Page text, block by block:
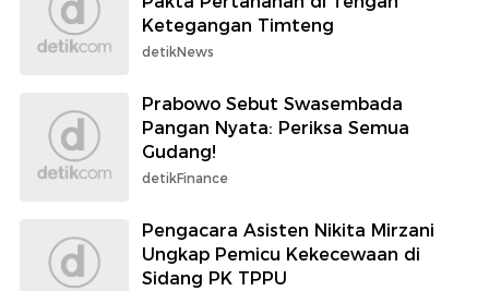
Ketegangan Timteng
detikNews
Prabowo Sebut Swasembada
Pangan Nyata: Periksa Semua
Gudang!
detikFinance
Pengacara Asisten Nikita Mirzani
Ungkap Pemicu Kekecewaan di
Sidang PK TPPU